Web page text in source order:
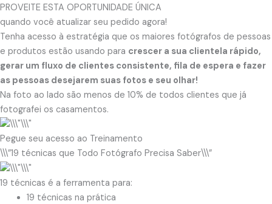
PROVEITE ESTA OPORTUNIDADE ÚNICA​
quando você atualizar seu pedido agora!
Tenha acesso à estratégia que os maiores fotógrafos de pessoas
e produtos estão usando para crescer a sua clientela rápido,
gerar um fluxo de clientes consistente, fila de espera e fazer
as pessoas desejarem suas fotos e seu olhar!
Na foto ao lado são menos de 10% de todos clientes que já
fotografei os casamentos.
Pegue seu acesso ao Treinamento
\\\”19 técnicas que Todo Fotógrafo Precisa Saber\\\”
19 técnicas é a ferramenta para:
19 técnicas na prática